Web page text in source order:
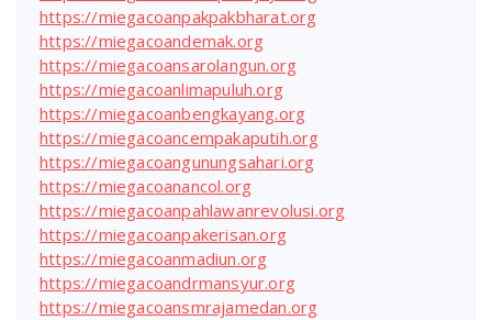
https://miegacoanpakpakbharat.org
https://miegacoandemak.org
https://miegacoansarolangun.org
https://miegacoanlimapuluh.org
https://miegacoanbengkayang.org
https://miegacoancempakaputih.org
https://miegacoangunungsahari.org
https://miegacoanancol.org
https://miegacoanpahlawanrevolusi.org
https://miegacoanpakerisan.org
https://miegacoanmadiun.org
https://miegacoandrmansyur.org
https://miegacoansmrajamedan.org